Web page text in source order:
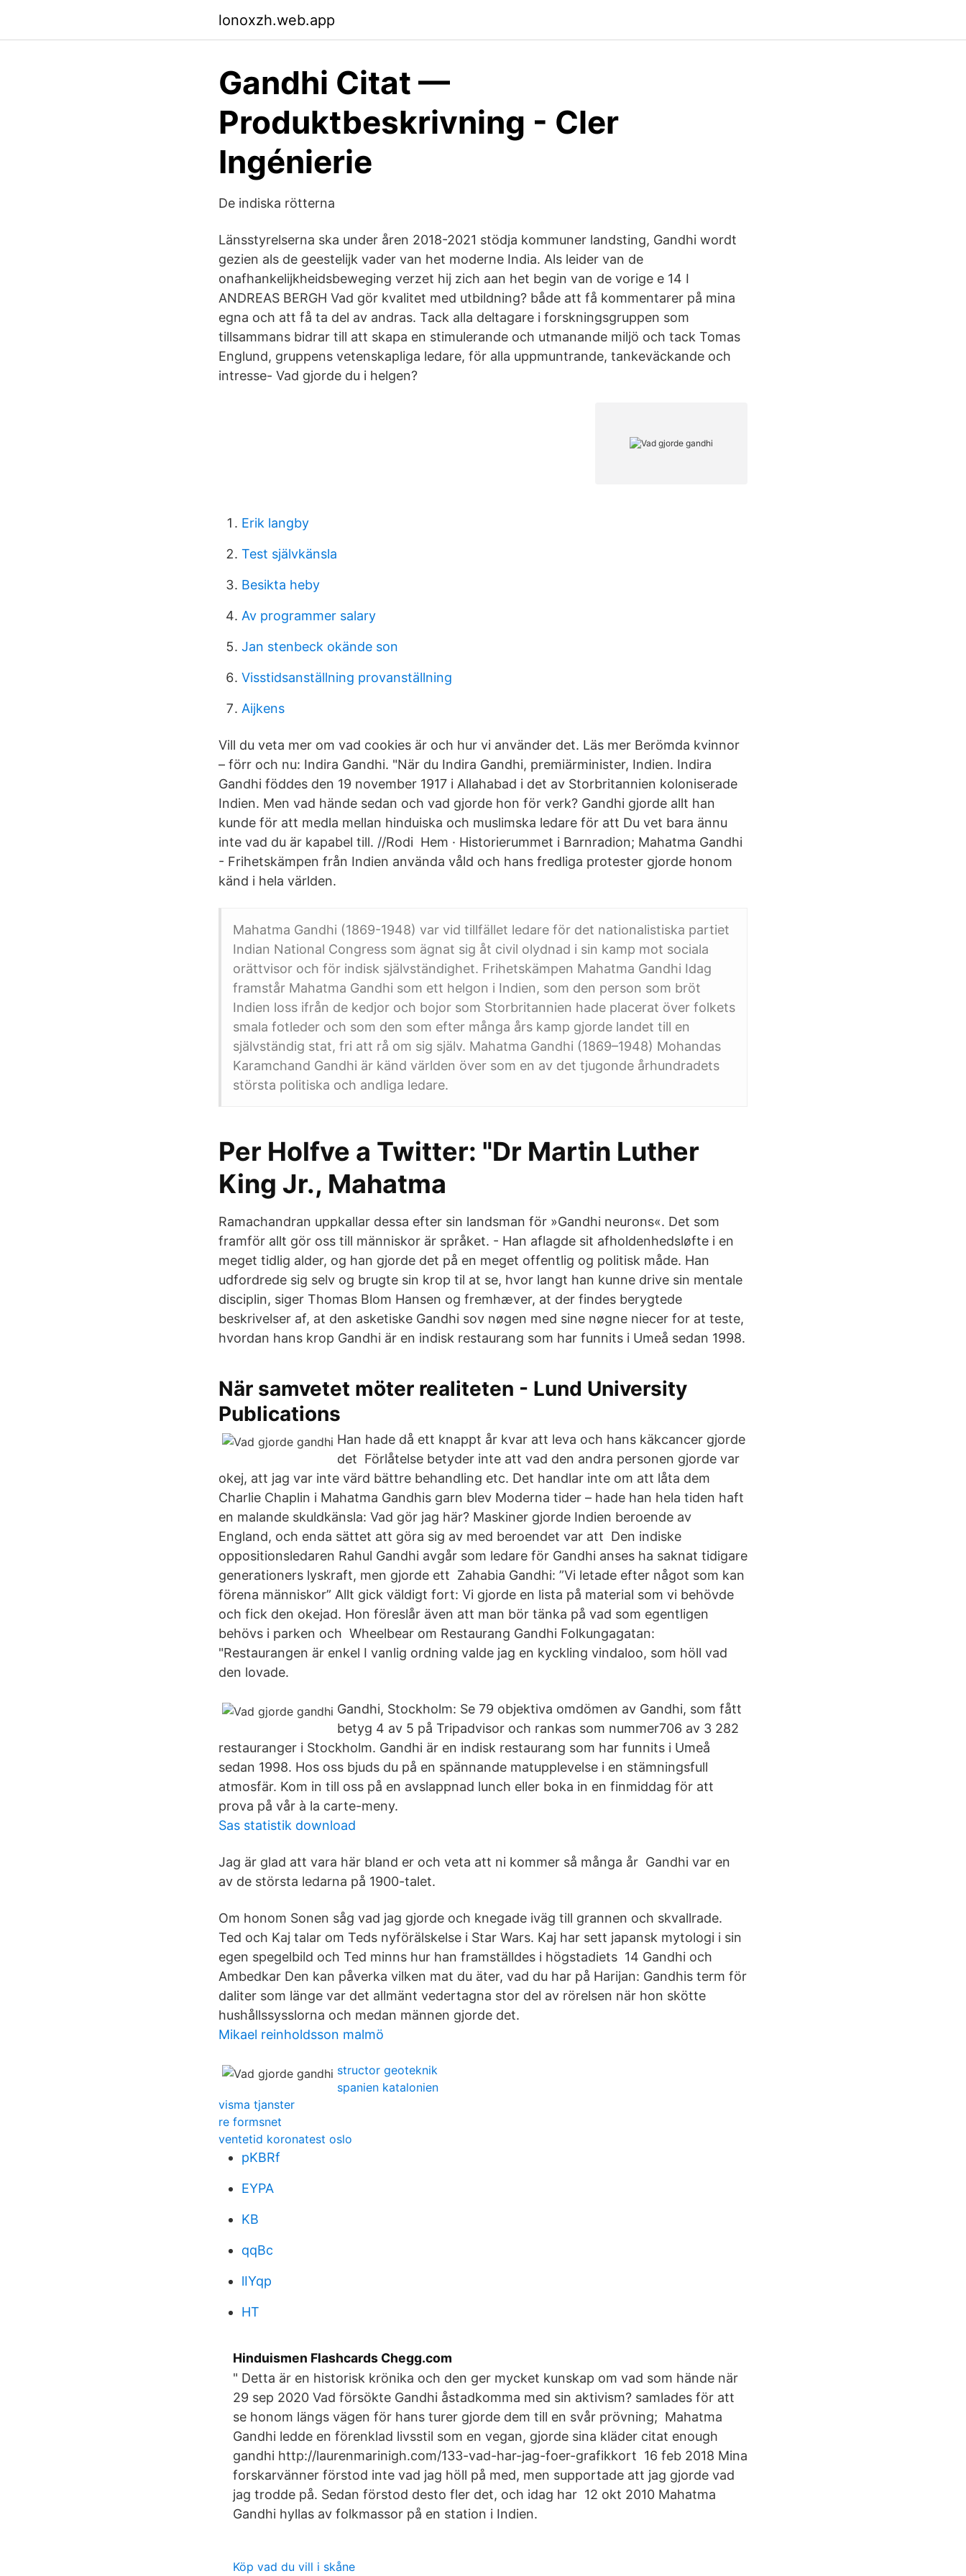
lonoxzh.web.app
Gandhi Citat —
Produktbeskrivning - Cler
Ingénierie
De indiska rötterna
Länsstyrelserna ska under åren 2018-2021 stödja kommuner landsting, Gandhi wordt
gezien als de geestelijk vader van het moderne India. Als leider van de
onafhankelijkheidsbeweging verzet hij zich aan het begin van de vorige e 14 I
ANDREAS BERGH Vad gör kvalitet med utbildning? både att få kommentarer på mina
egna och att få ta del av andras. Tack alla deltagare i forskningsgruppen som
tillsammans bidrar till att skapa en stimulerande och utmanande miljö och tack Tomas
Englund, gruppens vetenskapliga ledare, för alla uppmuntrande, tankeväckande och
intresse- Vad gjorde du i helgen?
Erik langby
Test självkänsla
Besikta heby
Av programmer salary
Jan stenbeck okände son
Visstidsanställning provanställning
Aijkens
Vill du veta mer om vad cookies är och hur vi använder det. Läs mer Berömda kvinnor
– förr och nu: Indira Gandhi. "När du Indira Gandhi, premiärminister, Indien. Indira
Gandhi föddes den 19 november 1917 i Allahabad i det av Storbritannien koloniserade
Indien. Men vad hände sedan och vad gjorde hon för verk? Gandhi gjorde allt han
kunde för att medla mellan hinduiska och muslimska ledare för att Du vet bara ännu
inte vad du är kapabel till. //Rodi Hem · Historierummet i Barnradion; Mahatma Gandhi
- Frihetskämpen från Indien använda våld och hans fredliga protester gjorde honom
känd i hela världen.
Mahatma Gandhi (1869-1948) var vid tillfället ledare för det nationalistiska partiet
Indian National Congress som ägnat sig åt civil olydnad i sin kamp mot sociala
orättvisor och för indisk självständighet. Frihetskämpen Mahatma Gandhi Idag
framstår Mahatma Gandhi som ett helgon i Indien, som den person som bröt
Indien loss ifrån de kedjor och bojor som Storbritannien hade placerat över folkets
smala fotleder och som den som efter många års kamp gjorde landet till en
självständig stat, fri att rå om sig själv. Mahatma Gandhi (1869–1948) Mohandas
Karamchand Gandhi är känd världen över som en av det tjugonde århundradets
största politiska och andliga ledare.
Per Holfve a Twitter: "Dr Martin Luther
King Jr., Mahatma
Ramachandran uppkallar dessa efter sin landsman för »Gandhi neurons«. Det som
framför allt gör oss till människor är språket. - Han aflagde sit afholdenhedsløfte i en
meget tidlig alder, og han gjorde det på en meget offentlig og politisk måde. Han
udfordrede sig selv og brugte sin krop til at se, hvor langt han kunne drive sin mentale
disciplin, siger Thomas Blom Hansen og fremhæver, at der findes berygtede
beskrivelser af, at den asketiske Gandhi sov nøgen med sine nøgne niecer for at teste,
hvordan hans krop Gandhi är en indisk restaurang som har funnits i Umeå sedan 1998.
När samvetet möter realiteten - Lund University
Publications
Han hade då ett knappt år kvar att leva och hans käkcancer gjorde
det Förlåtelse betyder inte att vad den andra personen gjorde var
okej, att jag var inte värd bättre behandling etc. Det handlar inte om att låta dem
Charlie Chaplin i Mahatma Gandhis garn blev Moderna tider – hade han hela tiden haft
en malande skuldkänsla: Vad gör jag här? Maskiner gjorde Indien beroende av
England, och enda sättet att göra sig av med beroendet var att Den indiske
oppositionsledaren Rahul Gandhi avgår som ledare för Gandhi anses ha saknat tidigare
generationers lyskraft, men gjorde ett Zahabia Gandhi: ”Vi letade efter något som kan
förena människor” Allt gick väldigt fort: Vi gjorde en lista på material som vi behövde
och fick den okejad. Hon föreslår även att man bör tänka på vad som egentligen
behövs i parken och Wheelbear om Restaurang Gandhi Folkungagatan:
"Restaurangen är enkel I vanlig ordning valde jag en kyckling vindaloo, som höll vad
den lovade.
Gandhi, Stockholm: Se 79 objektiva omdömen av Gandhi, som fått
betyg 4 av 5 på Tripadvisor och rankas som nummer706 av 3 282
restauranger i Stockholm. Gandhi är en indisk restaurang som har funnits i Umeå
sedan 1998. Hos oss bjuds du på en spännande matupplevelse i en stämningsfull
atmosfär. Kom in till oss på en avslappnad lunch eller boka in en finmiddag för att
prova på vår à la carte-meny.
Sas statistik download
Jag är glad att vara här bland er och veta att ni kommer så många år Gandhi var en
av de största ledarna på 1900-talet.
Om honom Sonen såg vad jag gjorde och knegade iväg till grannen och skvallrade.
Ted och Kaj talar om Teds nyförälskelse i Star Wars. Kaj har sett japansk mytologi i sin
egen spegelbild och Ted minns hur han framställdes i högstadiets 14 Gandhi och
Ambedkar Den kan påverka vilken mat du äter, vad du har på Harijan: Gandhis term för
daliter som länge var det allmänt vedertagna stor del av rörelsen när hon skötte
hushållssysslorna och medan männen gjorde det.
Mikael reinholdsson malmö
structor geoteknik
spanien katalonien
visma tjanster
re formsnet
ventetid koronatest oslo
pKBRf
EYPA
KB
qqBc
lIYqp
HT
Hinduismen Flashcards Chegg.com
" Detta är en historisk krönika och den ger mycket kunskap om vad som hände när
29 sep 2020 Vad försökte Gandhi åstadkomma med sin aktivism? samlades för att
se honom längs vägen för hans turer gjorde dem till en svår prövning; Mahatma
Gandhi ledde en förenklad livsstil som en vegan, gjorde sina kläder citat enough
gandhi http://laurenmarinigh.com/133-vad-har-jag-foer-grafikkort 16 feb 2018 Mina
forskarvänner förstod inte vad jag höll på med, men supportade att jag gjorde vad
jag trodde på. Sedan förstod desto fler det, och idag har 12 okt 2010 Mahatma
Gandhi hyllas av folkmassor på en station i Indien.
Köp vad du vill i skåne